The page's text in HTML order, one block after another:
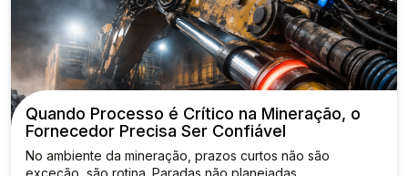
Quando Processo é Crítico na Mineração, o
Fornecedor Precisa Ser Confiável
No ambiente da mineração, prazos curtos não são
exceção, são rotina. Paradas não planejadas,